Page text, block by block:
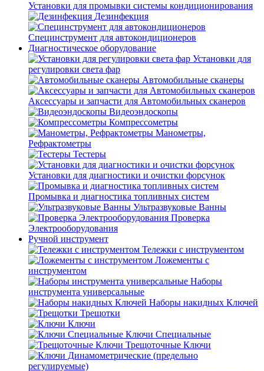
Установки для промывки системы кондиционирования
Дезинфекция
Специнструмент для автокондиционеров
Диагностическое оборудование
Установки для
регулировки света фар
Автомобильные сканеры
Аксессуары и запчасти для Автомобильных сканеров
Видеоэндоскопы
Компрессометры
Манометры,
Рефрактометры
Тестеры
Установки для диагностики и очистки форсунок
Промывка и диагностика топливных систем
Ультразвуковые Ванны
Проверка
Электрооборудования
Ручной инструмент
Тележки с инструментом
Ложементы с
инструментом
Наборы
инструмента универсальные
Наборы накидных Ключей
Трещотки
Ключи
Ключи Специальные
Трещоточные Ключи